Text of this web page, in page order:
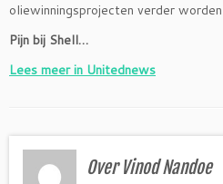
oliewinningsprojecten verder
Pijn bij Shell…
Lees meer in Unitednews
Over Vinod Nandoe